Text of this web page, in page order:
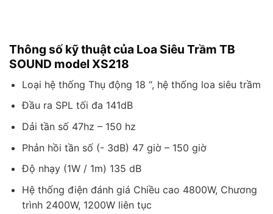
Thông số kỹ thuật của Loa Siêu Trầm TB
SOUND model XS218
Loại hệ thống Thụ động 18 “, hệ thống loa siêu trầm
Đầu ra SPL tối đa 141dB
Dải tần số 47hz – 150 hz
Phản hồi tần số (- 3dB) 47 giờ – 150 giờ
Độ nhạy (1W / 1m) 135 dB
Hệ thống điện đánh giá Chiều cao 4800W, Chương
trình 2400W, 1200W liên tục